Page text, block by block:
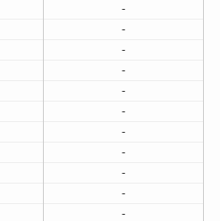
-
-
-
-
-
-
-
-
-
-
-